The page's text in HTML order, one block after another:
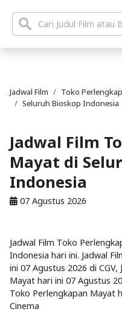
Jadwal Film
Toko
Seluruh Bioskop Indonesia
Jadwal Film
Mayat di
Indonesia
07 Agustus 2026
Jadwal Film Toko
Indonesia hari ini. Jadwal
ini 07 Agustus 2026 di
Mayat hari ini 07 Agustus
Toko Perlengkapan Mayat
Cinema